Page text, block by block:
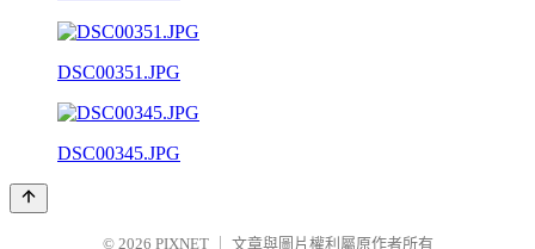
DSC00351.JPG
DSC00345.JPG
© 2026 PIXNET 文章與圖片權利屬原作者所有